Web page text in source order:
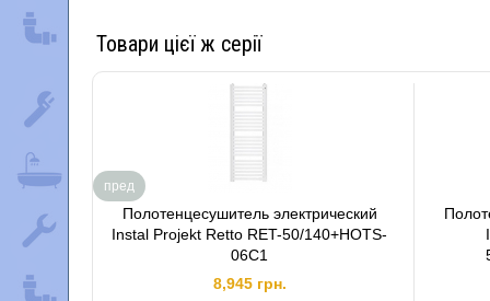
Товари цієї ж серії
Полотенцесушитель электрический
Instal Projekt Retto RET-50/140+HOTS-
06C1
8,945 грн.
пред